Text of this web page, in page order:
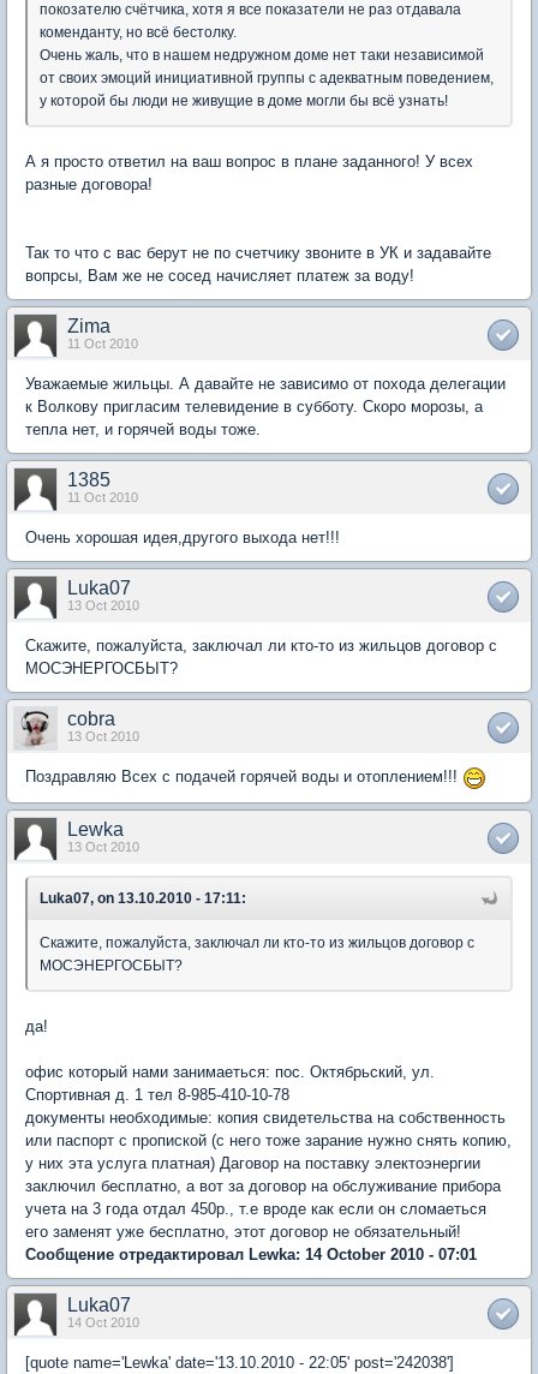
покозателю счётчика, хотя я все показатели не раз отдавала
коменданту, но всё бестолку.
Очень жаль, что в нашем недружном доме нет таки независимой
от своих эмоций инициативной группы с адекватным поведением,
у которой бы люди не живущие в доме могли бы всё узнать!
А я просто ответил на ваш вопрос в плане заданного! У всех
разные договора!
Так то что с вас берут не по счетчику звоните в УК и задавайте
вопрсы, Вам же не сосед начисляет платеж за воду!
Zima
11 Oct 2010
Уважаемые жильцы. А давайте не зависимо от похода делегации
к Волкову пригласим телевидение в субботу. Скоро морозы, а
тепла нет, и горячей воды тоже.
1385
11 Oct 2010
Очень хорошая идея,другого выхода нет!!!
Luka07
13 Oct 2010
Cкажите, пожалуйста, заключал ли кто-то из жильцов договор с
МОСЭНЕРГОСБЫТ?
cobra
13 Oct 2010
Поздравляю Всех с подачей горячей воды и отоплением!!!
Lewka
13 Oct 2010
Luka07, on 13.10.2010 - 17:11:
Cкажите, пожалуйста, заключал ли кто-то из жильцов договор с
МОСЭНЕРГОСБЫТ?
да!
офис который нами занимаеться: пос. Октябрьский, ул.
Спортивная д. 1 тел 8-985-410-10-78
документы необходимые: копия свидетельства на собственность
или паспорт с пропиской (с него тоже зарание нужно снять копию,
у них эта услуга платная) Даговор на поставку электоэнергии
заключил бесплатно, а вот за договор на обслуживание прибора
учета на 3 года отдал 450р., т.е вроде как если он сломаеться
его заменят уже бесплатно, этот договор не обязательный!
Сообщение отредактировал Lewka: 14 October 2010 - 07:01
Luka07
14 Oct 2010
[quote name='Lewka' date='13.10.2010 - 22:05' post='242038']